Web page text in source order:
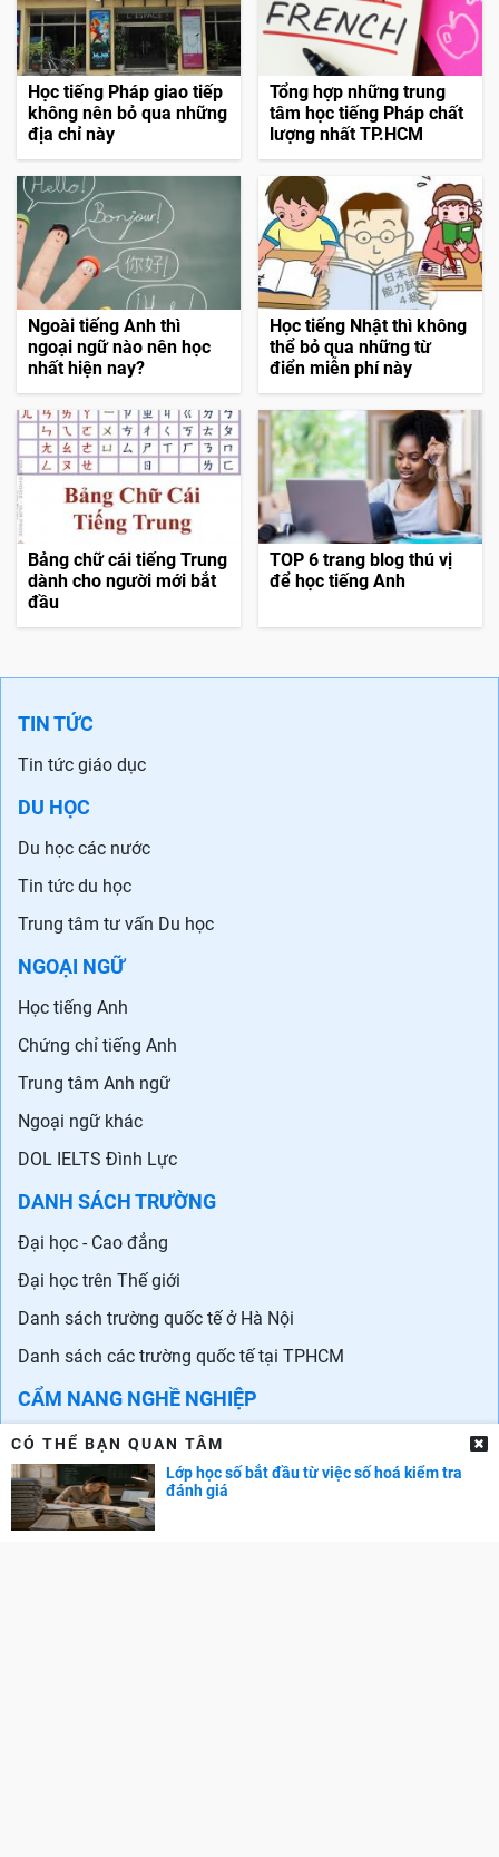
Học tiếng Pháp giao tiếp
không nên bỏ qua những
địa chỉ này
Tổng hợp những trung
tâm học tiếng Pháp chất
lượng nhất TP.HCM
Ngoài tiếng Anh thì
ngoại ngữ nào nên học
nhất hiện nay?
Học tiếng Nhật thì không
thể bỏ qua những từ
điển miễn phí này
Bảng chữ cái tiếng Trung
dành cho người mới bắt
đầu
TOP 6 trang blog thú vị
để học tiếng Anh
TIN TỨC
Tin tức giáo dục
DU HỌC
Du học các nước
Tin tức du học
Trung tâm tư vấn Du học
NGOẠI NGỮ
Học tiếng Anh
Chứng chỉ tiếng Anh
Trung tâm Anh ngữ
Ngoại ngữ khác
DOL IELTS Đình Lực
DANH SÁCH TRƯỜNG
Đại học - Cao đẳng
Đại học trên Thế giới
Danh sách trường quốc tế ở Hà Nội
Danh sách các trường quốc tế tại TPHCM
CẨM NANG NGHỀ NGHIỆP
Chọn ngành - Chọn nghề
Phát triển bản thân
Phát triển sự nghiệp
CÓ THỂ BẠN QUAN TÂM
Lớp học số bắt đầu từ việc số hoá kiểm tra
đánh giá